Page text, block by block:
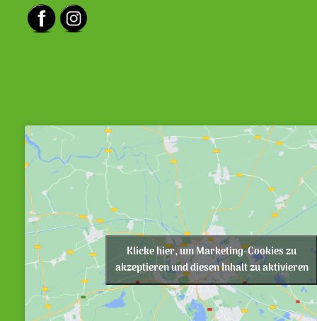
Klicke hier, um Marketing-Cookies zu
akzeptieren und diesen Inhalt zu aktivieren